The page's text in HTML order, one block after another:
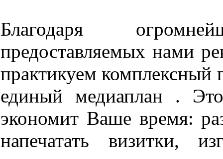
Благодаря
предоставляемых нами
практикуем комплексный
единый медиаплан .
экономит Ваше время:
напечатать визитки,